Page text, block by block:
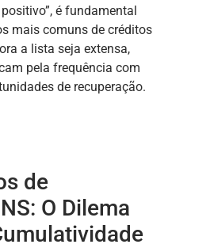
é fundamental
mais comuns de créditos
a lista seja extensa,
pela frequência com
de recuperação.
de
O Dilema